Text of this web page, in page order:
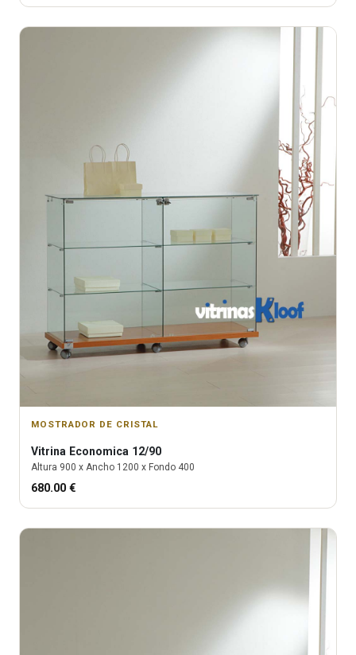
MOSTRADOR DE CRISTAL
Vitrina Economica 12/90
Altura 900 x Ancho 1200 x Fondo 400
680.00 €